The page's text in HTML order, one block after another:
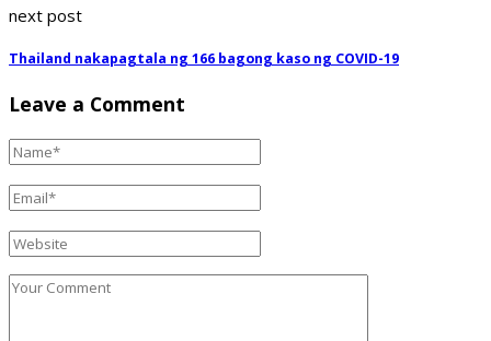
next post
Thailand nakapagtala ng 166 bagong kaso ng COVID-19
Leave a Comment